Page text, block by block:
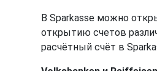
В Sparkasse можно
открытию счетов
расчётный счёт в